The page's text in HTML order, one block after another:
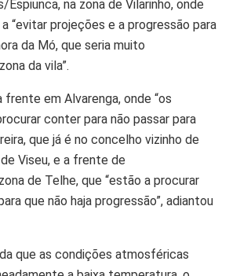
na zona de Vilarinho, onde
“evitar projeções e a progressão para
da Mó, que seria muito
da vila”.
em Alvarenga, onde “os
conter para não passar para
que já é no concelho vizinho de
Viseu, e a frente de
de Telhe, que “estão a procurar
que não haja progressão”, adiantou
que as condições atmosféricas